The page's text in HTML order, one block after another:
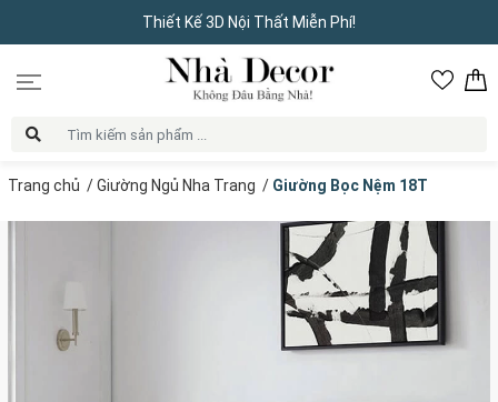
Thiết Kế 3D Nội Thất Miễn Phí!
Trang chủ /Giường Ngủ Nha Trang / Giường Bọc Nệm 18T